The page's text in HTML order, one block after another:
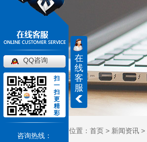
当前位置： 首页 > 新闻资讯 >
在
线
客
服
QQ咨询
扫
一
扫
更
精
彩
咨询热线：